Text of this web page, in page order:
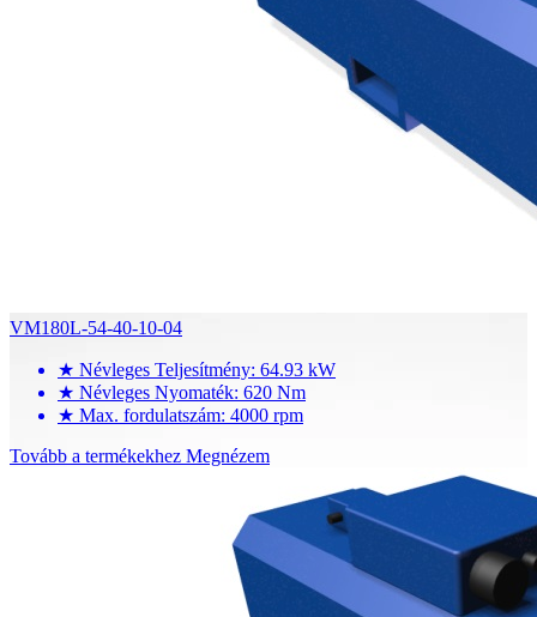
VM180L-54-40-10-04
★ Névleges Teljesítmény: 64.93 kW
★ Névleges Nyomaték: 620 Nm
★ Max. fordulatszám: 4000 rpm
Tovább a termékekhez Megnézem